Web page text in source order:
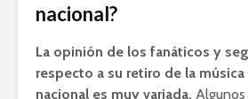
nacional?
La opinión de los fanáticos y
respecto a su retiro de la
nacional es muy variada.